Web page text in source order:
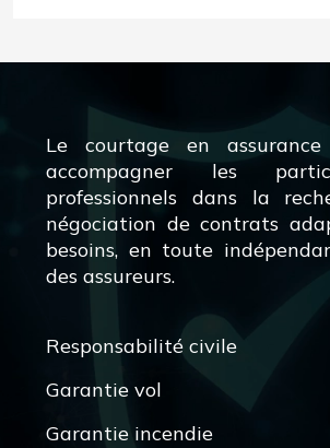
Le courtage en
accompagner les
professionnels dans la
négociation de contrats
besoins, en toute
des assureurs.
Responsabilité civile
Garantie vol
Garantie incendie